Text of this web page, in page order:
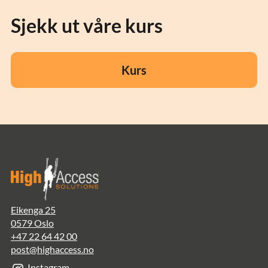
arbeidstaker har tilstrekkelig kompetanse og ferdigheter for
sikkert å kunne utføre arbeidsoppgavene.
Sjekk ut våre kurs
Kurs
Eikenga 25
0579 Oslo
+47 22 64 42 00
post@highaccess.no